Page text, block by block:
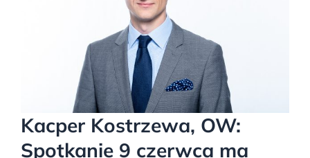
Kacper Kostrzewa, OW:
Spotkanie 9 czerwca ma